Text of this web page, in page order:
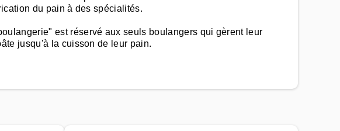
du pain à des spécialités.
est réservé aux seuls boulangers qui gèrent leur
jusqu'à la cuisson de leur pain.